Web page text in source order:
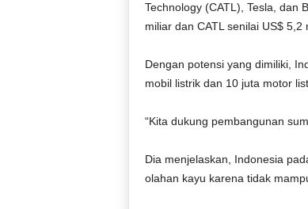
Technology (CATL), Tesla, dan
miliar dan CATL senilai US$ 5,2
Dengan potensi yang dimiliki,
mobil listrik dan 10 juta motor
“Kita dukung pembangunan
Dia menjelaskan, Indonesia
olahan kayu karena tidak